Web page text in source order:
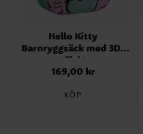
Hello Kitty
Barnryggsäck med 3D-
effekt
Pris:169,00 kr
169,00 kr
KÖP